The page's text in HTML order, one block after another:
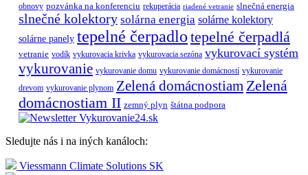
obnovy pozvánka na konferenciu rekuperácia riadené vetranie slnečná energia
slnečné kolektory solárna energia solárne kolektory
solárne panely tepelné čerpadlo tepelné čerpadlá
vetranie vodík vykurovacia krivka vykurovacia sezóna vykurovací systém
vykurovanie vykurovanie domu vykurovanie domácností vykurovanie
drevom vykurovanie plynom Zelená domácnostiam Zelená
domácnostiam II zemný plyn štátna podpora
Sledujte nás i na iných kanáloch:
Viessmann Climate Solutions SK